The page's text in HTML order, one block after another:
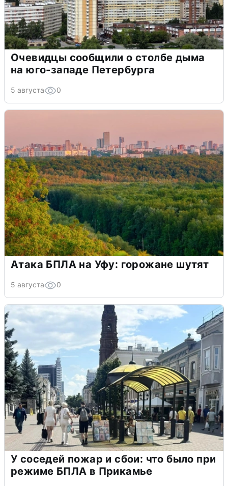
Очевидцы сообщили о столбе дыма
на юго-западе Петербурга
5 августа 0
Атака БПЛА на Уфу: горожане шутят
5 августа 0
У соседей пожар и сбои: что было при
режиме БПЛА в Прикамье